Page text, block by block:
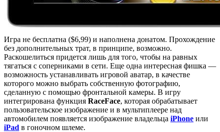
Игра не бесплатна ($6,99) и наполнена донатом. Прохождение
без дополнительных трат, в принципе, возможно.
Раскошелиться придется лишь для того, чтобы на равных
тягаться с соперниками в сети. Еще одна интересная фишка —
возможность устанавливать игровой аватар, в качестве
которого можно выбрать собственную фотографию,
сделанную с помощью фронтальной камеры. В игру
интегрирована функция RaceFace, которая обрабатывает
пользовательское изображение и в мультиплеере над
автомобилем появляется изображение владельца iPhone или
iPad в гоночном шлеме.